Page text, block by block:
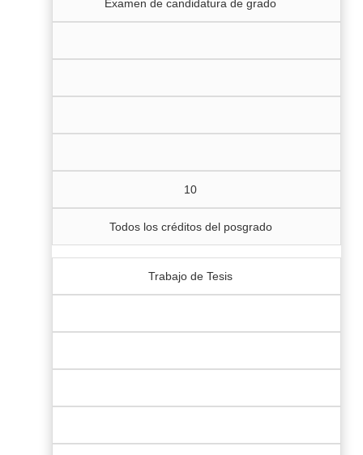
Examen de candidatura de grado
10
Todos los créditos del posgrado
Trabajo de Tesis